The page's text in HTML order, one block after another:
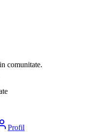
comunitate.
Profil